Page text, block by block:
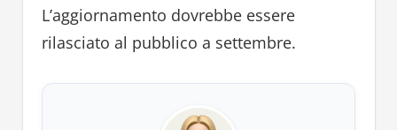
L’aggiornamento dovrebbe essere
rilasciato al pubblico a settembre.